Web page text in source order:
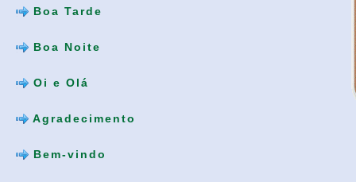
Boa Tarde
Boa Noite
Oi e Olá
Agradecimento
Bem-vindo